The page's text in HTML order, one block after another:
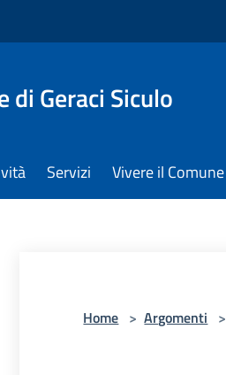
di Geraci Siculo
Servizi Vivere il Comune
Home > Argomenti >